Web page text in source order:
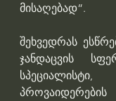
მისაღებად“.
შეხვედრას
ჯანდაცვის
პროვაიდერების